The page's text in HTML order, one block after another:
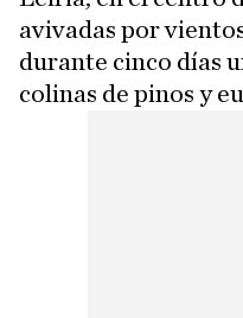
avivadas por
durante cinco días
colinas de pinos y